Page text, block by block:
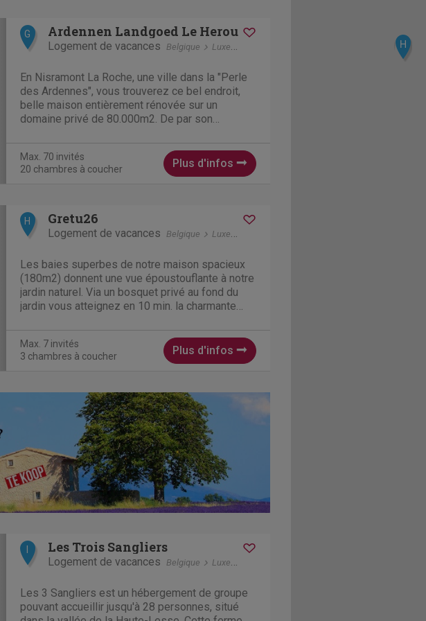
Next G Ardennen Landgoed Le Herou
Logement de vacances Belgique Luxembourg
En Nisramont La Roche, une ville dans la "Perle
des Ardennes", vous trouverez ce bel endroit,
belle maison entièrement rénovée sur un
domaine privé de 80.000m2. De par son
famille, mariages et anniversaires,...
Max. 70 invités
20 chambres à coucher
Plus d'infos
Next H Gretu26
Logement de vacances Belgique Luxembourg
Les baies superbes de notre maison spacieux
(180m2) donnent une vue époustouflante à notre
jardin naturel. Via un bosquet privé au fond du
jardin vous atteignez en 10 min. la charmante
sauna...
Max. 7 invités
3 chambres à coucher
Plus d'infos
Next I Les Trois Sangliers
Logement de vacances Belgique Luxembourg
Les 3 Sangliers est un hébergement de groupe
pouvant accueillir jusqu'à 28 personnes, situé
H